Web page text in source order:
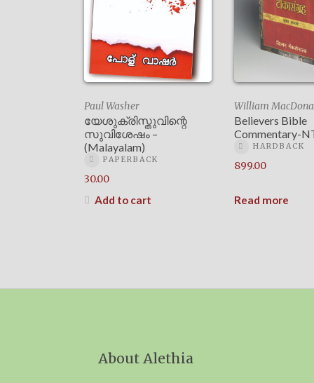
Paul Washer
യേശുക്രിസ്തുവിന്റെ
സുവിശേഷം –
(Malayalam)
PAPERBACK
30.00
Add to cart
William
Believers Bible
Commentary-NT
HARDBACK
899.00
Read more
About Alethia